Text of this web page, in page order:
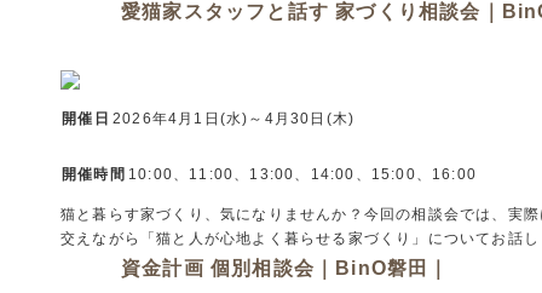
愛猫家スタッフと話す 家づくり相談会｜
開催日 2026年4月1日(水)～4月30日(木)
開催時間 10:00、11:00、13:00、14:00、15:00、16:00
猫と暮らす家づくり、気になりませんか？今回の相談会では、実
交えながら「猫と人が心地よく暮らせる家づくり」についてお話
資金計画 個別相談会｜BinO磐田｜